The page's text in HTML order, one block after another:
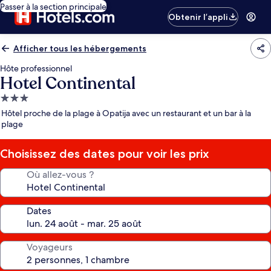
Passer à la section principale
Obtenir l’appli
Afficher tous les hébergements
Hôte professionnel
Hotel Continental
Hébergement
3.0 étoiles
Hôtel proche de la plage à Opatija avec un restaurant et un bar à la
plage
Choisissez des dates pour voir les prix
Où allez-vous ?
Dates
Voyageurs